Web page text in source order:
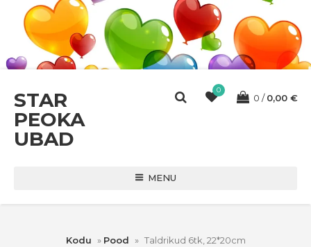
STAR
PEOKA
UBAD
0
0 0,00 €
MENU
Kodu » Pood » Taldrikud 6tk, 22*20cm